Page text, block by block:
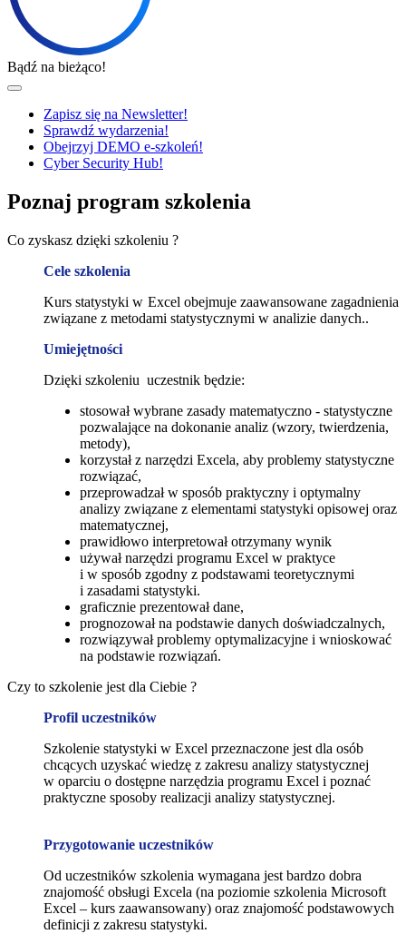
Bądź na bieżąco!
Zapisz się na Newsletter!
Sprawdź wydarzenia!
Obejrzyj DEMO e-szkoleń!
Cyber Security Hub!
Poznaj program szkolenia
Co zyskasz dzięki szkoleniu ?
Cele szkolenia
Kurs statystyki w Excel obejmuje zaawansowane zagadnienia
związane z metodami statystycznymi w analizie danych..
Umiejętności
Dzięki szkoleniu uczestnik będzie:
stosował wybrane zasady matematyczno - statystyczne
pozwalające na dokonanie analiz (wzory, twierdzenia,
metody),
korzystał z narzędzi Excela, aby problemy statystyczne
rozwiązać,
przeprowadzał w sposób praktyczny i optymalny
analizy związane z elementami statystyki opisowej oraz
matematycznej,
prawidłowo interpretował otrzymany wynik
używał narzędzi programu Excel w praktyce
i w sposób zgodny z podstawami teoretycznymi
i zasadami statystyki.
graficznie prezentował dane,
prognozował na podstawie danych doświadczalnych,
rozwiązywał problemy optymalizacyjne i wnioskować
na podstawie rozwiązań.
Czy to szkolenie jest dla Ciebie ?
Profil uczestników
Szkolenie statystyki w Excel przeznaczone jest dla osób
chcących uzyskać wiedzę z zakresu analizy statystycznej
w oparciu o dostępne narzędzia programu Excel i poznać
praktyczne sposoby realizacji analizy statystycznej.
Przygotowanie uczestników
Od uczestników szkolenia wymagana jest bardzo dobra
znajomość obsługi Excela (na poziomie szkolenia Microsoft
Excel – kurs zaawansowany) oraz znajomość podstawowych
definicji z zakresu statystyki.